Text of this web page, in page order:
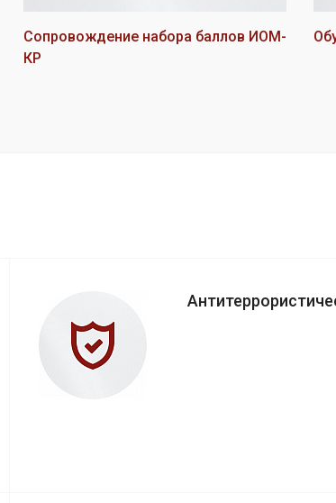
Сопровождение набора баллов ИОМ-
КР